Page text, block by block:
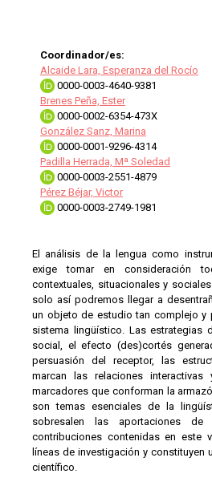
Coordinador/es:
Alcaide Lara, Esperanza del Rocío
0000-0003-4640-9381
Brenes Peña, Ester
0000-0002-6354-473X
González Sanz, Marina
0000-0001-9296-4314
Padilla Herrada, Mª Soledad
0000-0003-2551-4879
Pérez Béjar, Victor
0000-0003-2749-1981
El análisis de la lengua como
exige tomar en consideración
contextuales, situacionales y
solo así podremos llegar a
un objeto de estudio tan complejo y
sistema lingüístico. Las estrategias
social, el efecto (des)cortés
persuasión del receptor, las
marcan las relaciones
marcadores que conforman la
son temas esenciales de la
sobresalen las aportaciones de
contribuciones contenidas en este
líneas de investigación y constituyen
científico.